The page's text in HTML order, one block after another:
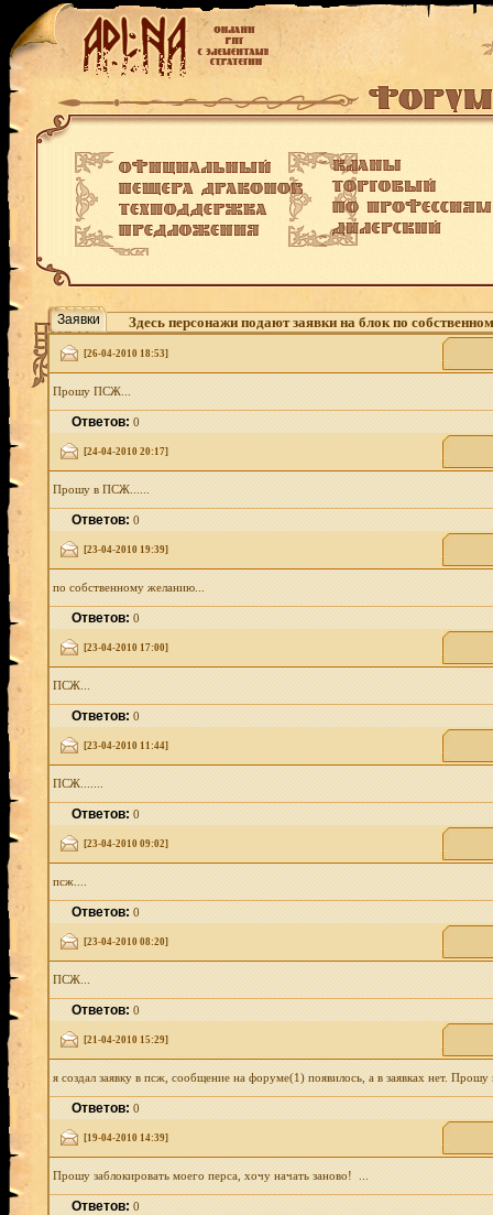
Заявки Здесь персонажи подают заявки на блок по
[26-04-2010 18:53]
Прошу ПСЖ...
Ответов:0
[24-04-2010 20:17]
Прошу в ПСЖ......
Ответов:0
[23-04-2010 19:39]
по собственному желанию...
Ответов:0
[23-04-2010 17:00]
ПСЖ...
Ответов:0
[23-04-2010 11:44]
ПСЖ.......
Ответов:0
[23-04-2010 09:02]
псж....
Ответов:0
[23-04-2010 08:20]
ПСЖ...
Ответов:0
[21-04-2010 15:29]
я создал заявку в псж, сообщение на форуме(1) появилось, а в заявках нет. Прошу
Ответов:0
[19-04-2010 14:39]
Прошу заблокировать моего перса, хочу начать заново! ...
Ответов:0